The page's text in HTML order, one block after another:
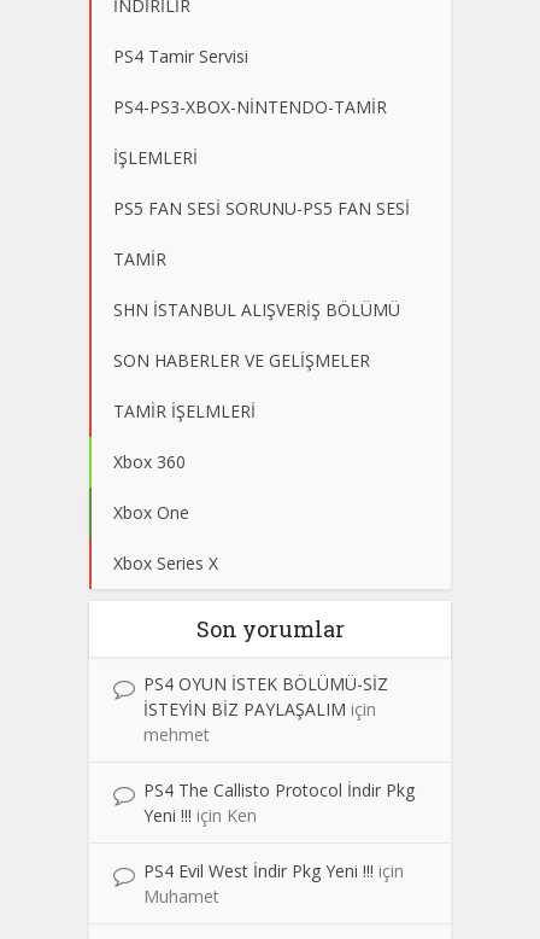
İNDİRİLİR
PS4 Tamir Servisi
PS4-PS3-XBOX-NİNTENDO-TAMİR
İŞLEMLERİ
PS5 FAN SESİ SORUNU-PS5 FAN SESİ
TAMİR
SHN İSTANBUL ALIŞVERİŞ BÖLÜMÜ
SON HABERLER VE GELİŞMELER
TAMİR İŞELMLERİ
Xbox 360
Xbox One
Xbox Series X
Son yorumlar
PS4 OYUN İSTEK BÖLÜMÜ-SİZ
İSTEYİN BİZ PAYLAŞALIM için
mehmet
PS4 The Callisto Protocol İndir Pkg
Yeni !!! için Ken
PS4 Evil West İndir Pkg Yeni !!! için
Muhamet